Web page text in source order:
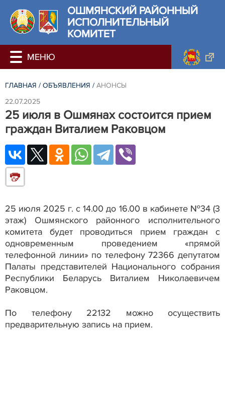
ОШМЯНСКИЙ РАЙОННЫЙ
ИСПОЛНИТЕЛЬНЫЙ
КОМИТЕТ
ГЛАВНАЯ / ОБЪЯВЛЕНИЯ / АНОНСЫ
22.07.2025
25 июля в Ошмянах состоится прием
граждан Виталием Раковцом
25 июля 2025 г. с 14.00 до 16.00 в кабинете №34 (3
этаж) Ошмянского районного исполнительного
комитета будет проводиться прием граждан с
одновременным проведением «прямой
телефонной линии» по телефону 72366 депутатом
Палаты представителей Национального собрания
Республики Беларусь Виталием Николаевичем
Раковцом.
По телефону 22132 можно осуществить
предварительную запись на прием.